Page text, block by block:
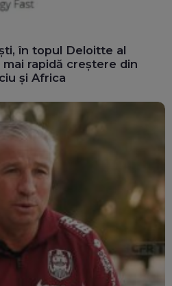
în topul Deloitte al
rapidă creștere din
și Africa